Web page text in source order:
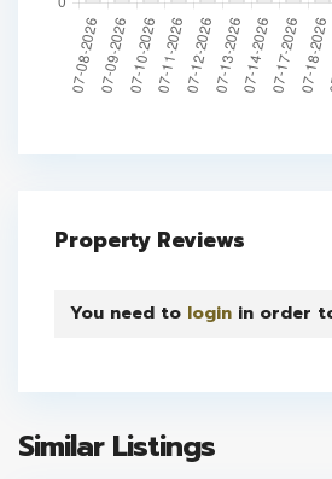
Property Reviews
You need to login in order
Similar Listings